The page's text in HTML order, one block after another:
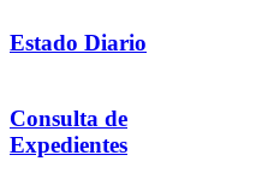
Estado Diario
Consulta de
Expedientes